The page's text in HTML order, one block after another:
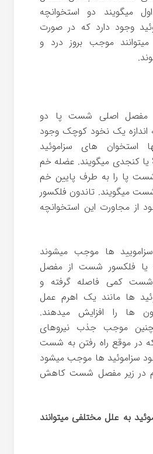
اول میگویند دو استخوانچه
وجود دارد که در صورت
موجب بروز درد و
مفصل اصلی شست پا دو
یک نخود کوچک وجود
استخوان های سزاموئید
Sesamoid bones یا کنجدی میگویند. عضله خم
پا را به طرف پایین خم
میگویند. تاندون فلکسور
مجاورت این استخوانچه
ها موجب میشوند
یا فلکسور شست از مفصل
شست کمی فاصله گرفته و
ها مانند یک اهرم عمل
ها را افزایش میدهند.
موجب جذب نیروهای
در موقع راه رفتن به شست
سزاموئید ها موجب میشود
در زیر مفصل شست کاهش
به علل مختلفی میتوانند